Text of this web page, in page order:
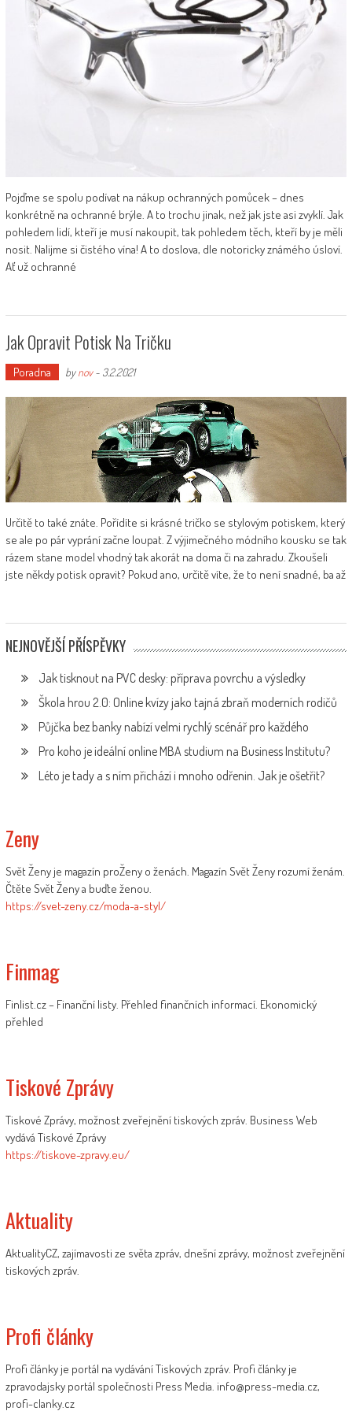
Pojďme se spolu podívat na nákup ochranných pomůcek – dnes
konkrétně na ochranné brýle. A to trochu jinak, než jak jste asi zvyklí. Jak
pohledem lidí, kteří je musí nakoupit, tak pohledem těch, kteří by je měli
nosit. Nalijme si čistého vína! A to doslova, dle notoricky známého úsloví.
Ať už ochranné
Jak Opravit Potisk Na Tričku
Poradna bynov- 3.2.2021
Určitě to také znáte. Pořídíte si krásné tričko se stylovým potiskem, který
se ale po pár vyprání začne loupat. Z výjimečného módního kousku se tak
rázem stane model vhodný tak akorát na doma či na zahradu. Zkoušeli
jste někdy potisk opravit? Pokud ano, určitě víte, že to není snadné, ba až
NEJNOVĚJŠÍ PŘÍSPĚVKY
Jak tisknout na PVC desky: příprava povrchu a výsledky
Škola hrou 2.0: Online kvízy jako tajná zbraň moderních rodičů
Půjčka bez banky nabízí velmi rychlý scénář pro každého
Pro koho je ideální online MBA studium na Business Institutu?
Léto je tady a s ním přichází i mnoho odřenin. Jak je ošetřit?
Zeny
Svět Ženy je magazín proŽeny o ženách. Magazín Svět Ženy rozumí ženám.
Čtěte Svět Ženy a buďte ženou.
https://svet-zeny.cz/moda-a-styl/
Finmag
Finlist.cz – Finanční listy. Přehled finančních informací. Ekonomický
přehled
Tiskové Zprávy
Tiskové Zprávy, možnost zveřejnění tiskových zpráv. Business Web
vydává Tiskové Zprávy
https://tiskove-zpravy.eu/
Aktuality
AktualityCZ, zajímavosti ze světa zpráv, dnešní zprávy, možnost zveřejnění
tiskových zpráv.
Profi články
Profi články je portál na vydávání Tiskových zpráv. Profi články je
zpravodajsky portál společnosti Press Media. info@press-media.cz,
profi-clanky.cz